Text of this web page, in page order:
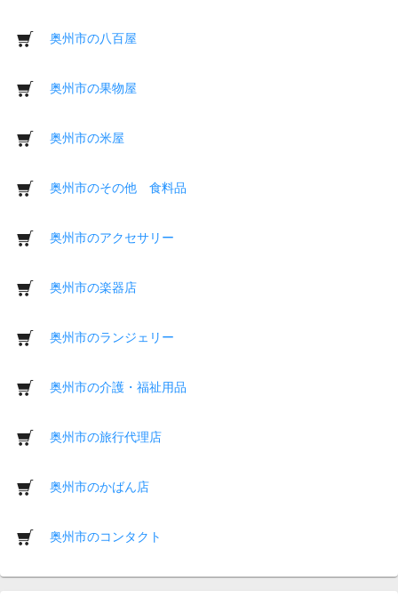
奥州市の八百屋
奥州市の果物屋
奥州市の米屋
奥州市のその他 食料品
奥州市のアクセサリー
奥州市の楽器店
奥州市のランジェリー
奥州市の介護・福祉用品
奥州市の旅行代理店
奥州市のかばん店
奥州市のコンタクト